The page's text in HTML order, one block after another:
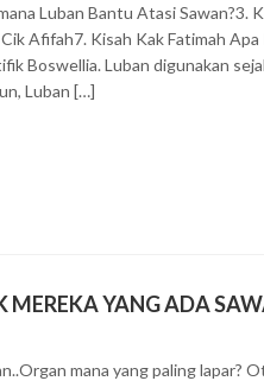
Luban Bantu Atasi Sawan?3.
Afifah7. Kisah Kak Fatimah
Boswellia. Luban digunakan
Luban […]
YANG ADA
mana yang paling lapar?